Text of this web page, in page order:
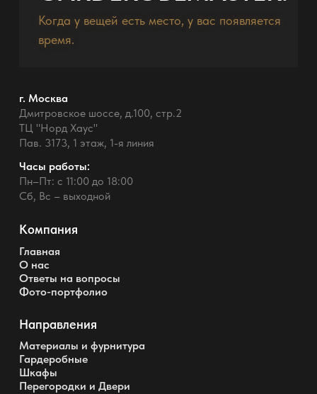
Когда у вещей есть место, у вас появляется
время.
г. Москва
Дмитровское шоссе, д.100, стр.2
ТЦ "Норд Хаус"
Пав. 3173, 1 этаж, 1-я линия
Часы работы:
Пн–Пт: с 11:00 до 18:00
Сб, Вс – выходной
Компания
Главная
О нас
Ответы на вопросы
Фото-портфолио
Направления
Материалы и фурнитура
Гардеробные
Шкафы
Перегородки и Двери